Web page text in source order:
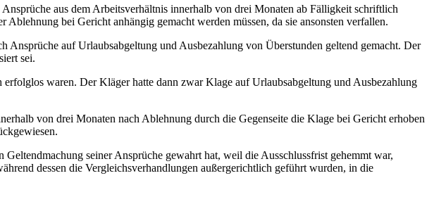
aus dem Arbeitsverhältnis innerhalb von drei Monaten ab Fälligkeit schriftlich
bei Gericht anhängig gemacht werden müssen, da sie ansonsten verfallen.
Ansprüche auf Urlaubsabgeltung und Ausbezahlung von Überstunden geltend gemacht. Der
sei.
waren. Der Kläger hatte dann zwar Klage auf Urlaubsabgeltung und Ausbezahlung
von drei Monaten nach Ablehnung durch die Gegenseite die Klage bei Gericht erhoben
seiner Ansprüche gewahrt hat, weil die Ausschlussfrist gehemmt war,
dessen die Vergleichsverhandlungen außergerichtlich geführt wurden, in die